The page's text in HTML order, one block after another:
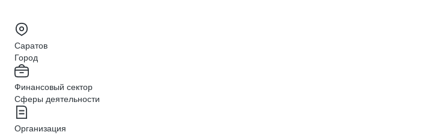
Саратов
Город
Финансовый сектор
Сферы деятельности
Организация